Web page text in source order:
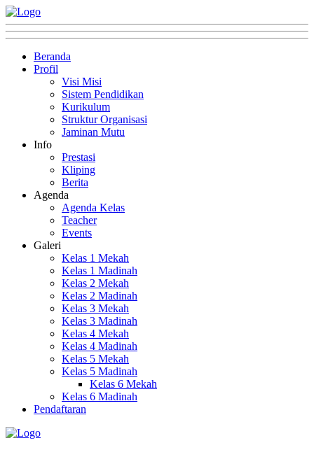
Beranda
Profil
Visi Misi
Sistem Pendidikan
Kurikulum
Struktur Organisasi
Jaminan Mutu
Info
Prestasi
Kliping
Berita
Agenda
Agenda Kelas
Teacher
Events
Galeri
Kelas 1 Mekah
Kelas 1 Madinah
Kelas 2 Mekah
Kelas 2 Madinah
Kelas 3 Mekah
Kelas 3 Madinah
Kelas 4 Mekah
Kelas 4 Madinah
Kelas 5 Mekah
Kelas 5 Madinah
Kelas 6 Mekah
Kelas 6 Madinah
Pendaftaran